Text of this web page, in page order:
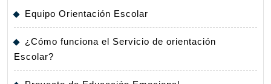
Equipo Orientación Escolar
¿Cómo funciona el Servicio de orientación
Escolar?